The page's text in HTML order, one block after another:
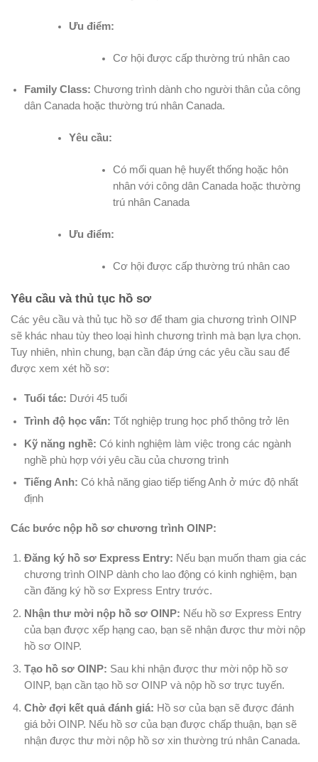
Ưu điểm:
Cơ hội được cấp thường trú nhân cao
Family Class: Chương trình dành cho người thân của công
dân Canada hoặc thường trú nhân Canada.
Yêu cầu:
Có mối quan hệ huyết thống hoặc hôn
nhân với công dân Canada hoặc thường
trú nhân Canada
Ưu điểm:
Cơ hội được cấp thường trú nhân cao
Yêu cầu và thủ tục hồ sơ
Các yêu cầu và thủ tục hồ sơ để tham gia chương trình OINP
sẽ khác nhau tùy theo loại hình chương trình mà bạn lựa chọn.
Tuy nhiên, nhìn chung, bạn cần đáp ứng các yêu cầu sau để
được xem xét hồ sơ:
Tuổi tác: Dưới 45 tuổi
Trình độ học vấn: Tốt nghiệp trung học phổ thông trở lên
Kỹ năng nghề: Có kinh nghiệm làm việc trong các ngành
nghề phù hợp với yêu cầu của chương trình
Tiếng Anh: Có khả năng giao tiếp tiếng Anh ở mức độ nhất
định
Các bước nộp hồ sơ chương trình OINP:
Đăng ký hồ sơ Express Entry: Nếu bạn muốn tham gia các
chương trình OINP dành cho lao động có kinh nghiệm, bạn
cần đăng ký hồ sơ Express Entry trước.
Nhận thư mời nộp hồ sơ OINP: Nếu hồ sơ Express Entry
của bạn được xếp hạng cao, bạn sẽ nhận được thư mời nộp
hồ sơ OINP.
Tạo hồ sơ OINP: Sau khi nhận được thư mời nộp hồ sơ
OINP, bạn cần tạo hồ sơ OINP và nộp hồ sơ trực tuyến.
Chờ đợi kết quả đánh giá: Hồ sơ của bạn sẽ được đánh
giá bởi OINP. Nếu hồ sơ của bạn được chấp thuận, bạn sẽ
nhận được thư mời nộp hồ sơ xin thường trú nhân Canada.